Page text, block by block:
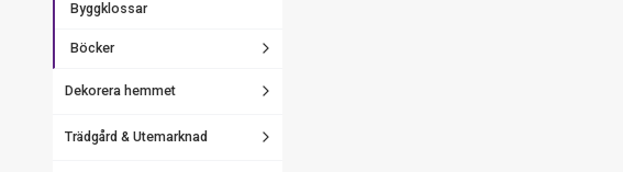
Byggklossar
Böcker
Dekorera hemmet
Trädgård & Utemarknad